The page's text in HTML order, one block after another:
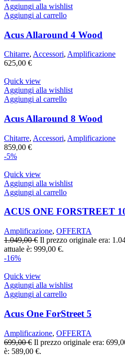
Aggiungi alla wishlist
Aggiungi al carrello
Acus Allaround 4 Wood
Chitarre, Accessori, Amplificazione
625,00 €
Quick view
Aggiungi alla wishlist
Aggiungi al carrello
Acus Allaround 8 Wood
Chitarre, Accessori, Amplificazione
859,00 €
-5%
Quick view
Aggiungi alla wishlist
Aggiungi al carrello
ACUS ONE FORSTREET
Amplificazione, OFFERTA
1.049,00€ Il prezzo originale era:
attuale è: 999,00 €.
-16%
Quick view
Aggiungi alla wishlist
Aggiungi al carrello
Acus One ForStreet 5
Amplificazione, OFFERTA
699,00€ Il prezzo originale era:
è: 589,00 €.